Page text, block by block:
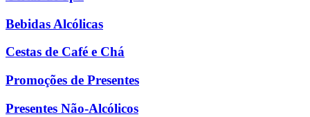
Bebidas Alcólicas
Cestas de Café e Chá
Promoções de Presentes
Presentes Não-Alcólicos